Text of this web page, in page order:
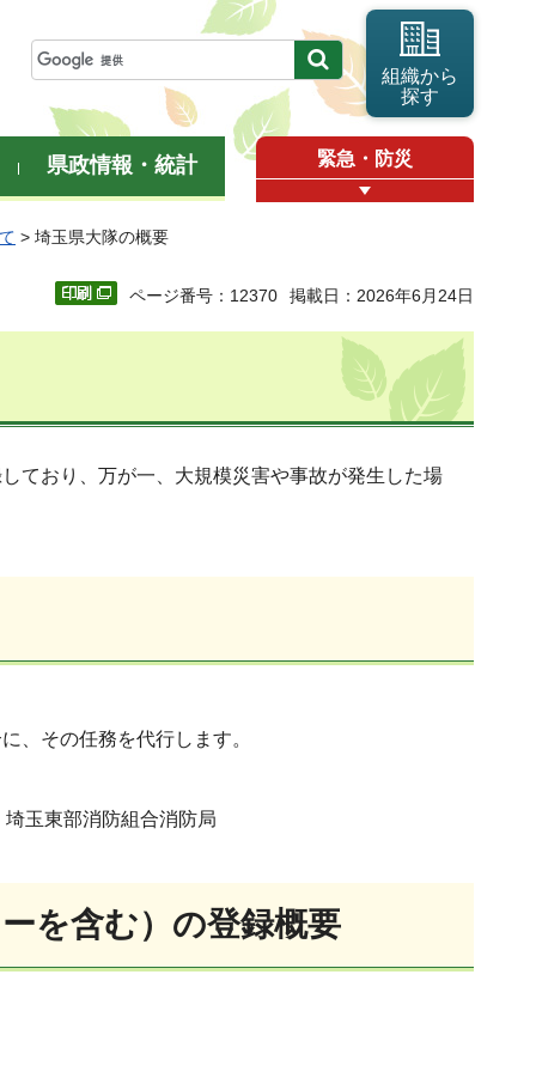
組織から
探す
県政情報・統計 緊急・防災
> 埼玉県大隊の概要
ページ番号：12370 掲載日：2026年6月24日
ており、万が一、大規模災害や事故が発生した場
、その任務を代行します。
玉東部消防組合消防局
を含む）の登録概要